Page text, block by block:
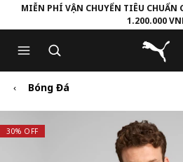
to
Main
content
to
Footer
Content
MIỄN PHÍ VẬN CHUYỂN TIÊU CHUẨN
1.200.000
Puma
Bóng Đá
30% OFF